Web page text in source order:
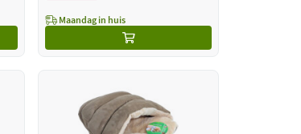
Maandag in huis